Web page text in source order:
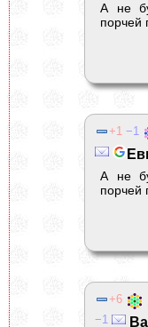
А не
порчей
1 1
А не
порчей
6
1